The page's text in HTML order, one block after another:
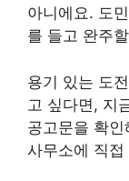
아니에요. 도
를 들고 완주
용기 있는 도
고 싶다면, 지
공고문을 확인
사무소에 직